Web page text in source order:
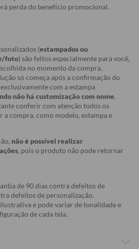
perda do benefício promocional.
(estampados ou
foto) são feitos especialmente para você,
no momento da compra.
só começa após a confirmação do
com a estampa
não há customização com nome.
conferir com atenção todos os
a compra, como modelo, estampa e
não é possível realizar
, pois o produto não pode retornar
de 90 dias contra defeitos de
defeitos de personalização.
e pode variar de tonalidade e
de cada tela.